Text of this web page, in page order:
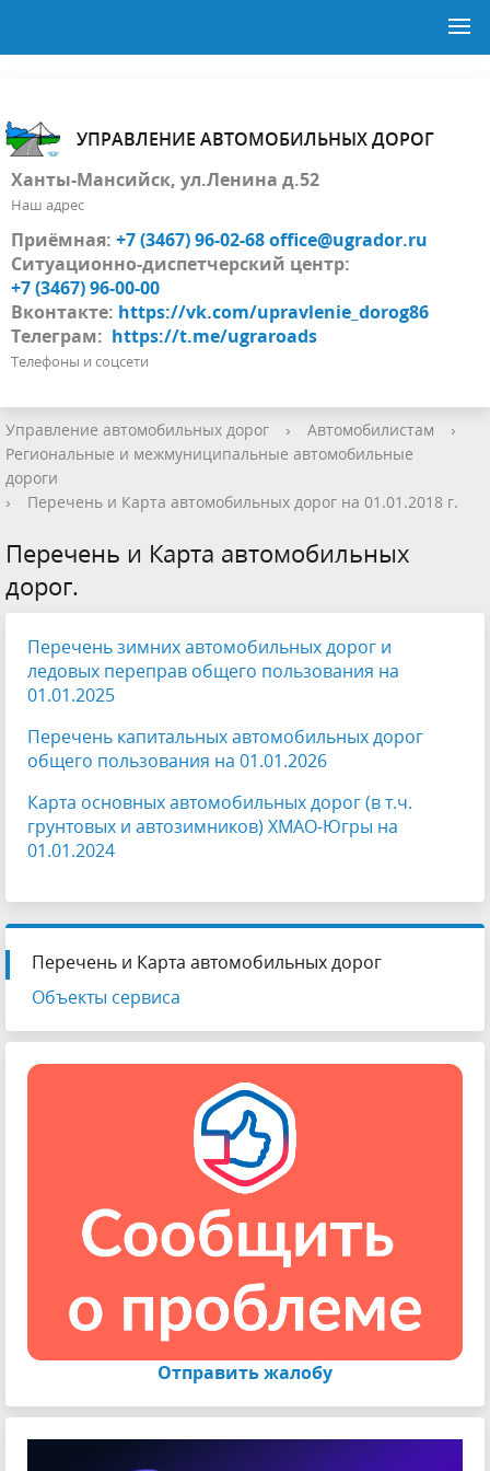
УПРАВЛЕНИЕ АВТОМОБИЛЬНЫХ ДОРОГ
Ханты-Мансийск, ул.Ленина д.52
Наш адрес
Приёмная: +7 (3467) 96-02-68office@ugrador.ru
Ситуационно-диспетчерский центр:
+7 (3467) 96-00-00
Вконтакте: https://vk.com/upravlenie_dorog86
Телеграм: https://t.me/ugraroads
Телефоны и соцсети
Управление автомобильных дорог › Автомобилистам
›
Региональные и межмуниципальные автомобильные
дороги
›
Перечень и Карта автомобильных дорог на 01.01.2018 г.
Перечень и Карта автомобильных
дорог.
Перечень зимних автомобильных дорог и
ледовых переправ общего пользования на
01.01.2025
Перечень капитальных автомобильных дорог
общего пользования на 01.01.2026
Карта основных автомобильных дорог (в т.ч.
грунтовых и автозимников) ХМАО-Югры на
01.01.2024
Перечень и Карта автомобильных дорог
Объекты сервиса
Отправить жалобу